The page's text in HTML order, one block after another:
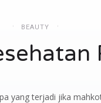
BEAUTY
yang terjadi jika